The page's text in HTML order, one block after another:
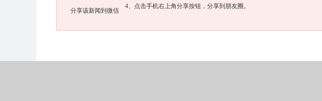
分享该新闻到微信
4、点击手机右上角分享按钮，分享到朋友圈。